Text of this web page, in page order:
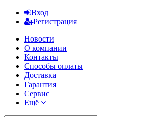
Вход
Регистрация
Новости
О компании
Контакты
Способы оплаты
Доставка
Гарантия
Сервис
Ещё